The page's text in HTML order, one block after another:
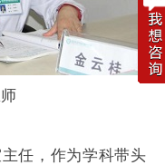
任，作为学科带头